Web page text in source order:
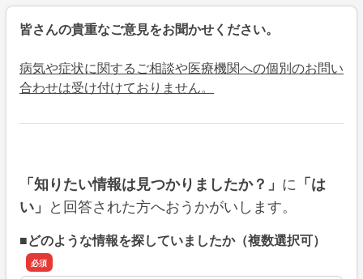
皆さんの貴重なご意見をお聞かせください。
病気や症状に関するご相談や医療機関への個別のお問い
合わせは受け付けておりません。
「知りたい情報は見つかりましたか？」 に 「は
い」 と回答された方へおうかがいします。
■どのような情報を探していましたか（複数選択可）